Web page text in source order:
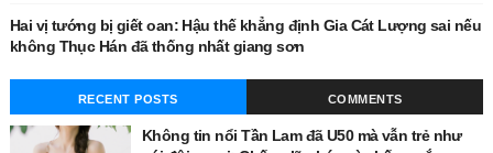
Hai vị tướng bị giết oan: Hậu thế khẳng định Gia Cát Lượng sai nếu
không Thục Hán đã thống nhất giang sơn
RECENT POSTS COMMENTS
Không tin nổi Tần Lam đã U50 mà vẫn trẻ như